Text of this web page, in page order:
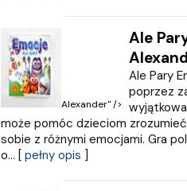
Alexander" />
Ale
Ale Pary
poprzez
może pomóc dzieciom
sobie z różnymi emocjami. Gra
o... [ pełny opis ]